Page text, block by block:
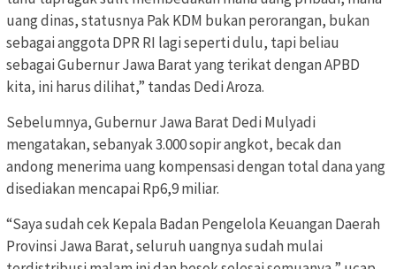
uang dinas, statusnya Pak KDM bukan perorangan, bukan
sebagai anggota DPR RI lagi seperti dulu, tapi beliau
sebagai Gubernur Jawa Barat yang terikat dengan APBD
kita, ini harus dilihat,” tandas Dedi Aroza.
Sebelumnya, Gubernur Jawa Barat Dedi Mulyadi
mengatakan, sebanyak 3.000 sopir angkot, becak dan
andong menerima uang kompensasi dengan total dana yang
disediakan mencapai Rp6,9 miliar.
“Saya sudah cek Kepala Badan Pengelola Keuangan Daerah
Provinsi Jawa Barat, seluruh uangnya sudah mulai